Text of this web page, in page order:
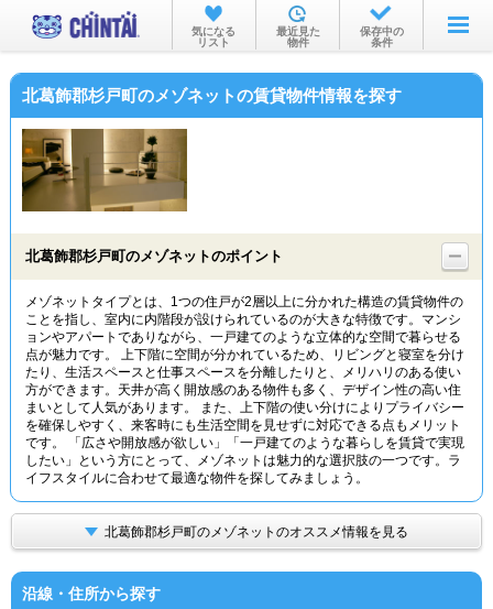
お部屋を探す
沿線・駅から
物件特集から
TOP
気になる
リスト
最近見た
物件
保存中の
条件
北葛飾郡杉戸町のメゾネットの賃貸物件情報を探す
北葛飾郡杉戸町のメゾネットのポイント
メゾネットタイプとは、1つの住戸が2層以上に分かれた構造の賃貸物件の
ことを指し、室内に内階段が設けられているのが大きな特徴です。マンシ
ョンやアパートでありながら、一戸建てのような立体的な空間で暮らせる
点が魅力です。 上下階に空間が分かれているため、リビングと寝室を分け
たり、生活スペースと仕事スペースを分離したりと、メリハリのある使い
方ができます。天井が高く開放感のある物件も多く、デザイン性の高い住
まいとして人気があります。 また、上下階の使い分けによりプライバシー
を確保しやすく、来客時にも生活空間を見せずに対応できる点もメリット
です。 「広さや開放感が欲しい」「一戸建てのような暮らしを賃貸で実現
したい」という方にとって、メゾネットは魅力的な選択肢の一つです。ラ
イフスタイルに合わせて最適な物件を探してみましょう。
北葛飾郡杉戸町のメゾネットのオススメ情報を見る
沿線・住所から探す